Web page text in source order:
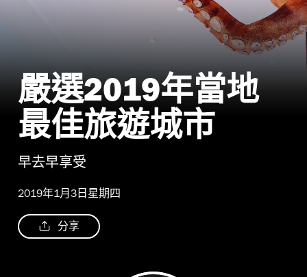
嚴選2019年當地
最佳旅遊城市
早去早享受
2019年1月3日星期四
分享